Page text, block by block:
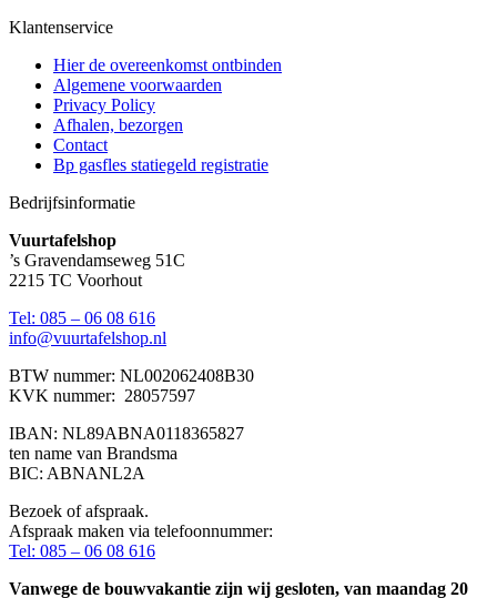
Klantenservice
Hier de overeenkomst ontbinden
Algemene voorwaarden
Privacy Policy
Afhalen, bezorgen
Contact
Bp gasfles statiegeld registratie
Bedrijfsinformatie
Vuurtafelshop
’s Gravendamseweg 51C
2215 TC Voorhout
Tel: 085 – 06 08 616
info@vuurtafelshop.nl
BTW nummer: NL002062408B30
KVK nummer: 28057597
IBAN: NL89ABNA0118365827
ten name van Brandsma
BIC: ABNANL2A
Bezoek of afspraak.
Afspraak maken via telefoonnummer:
Tel: 085 – 06 08 616
Vanwege de bouwvakantie zijn wij gesloten, van maandag 20